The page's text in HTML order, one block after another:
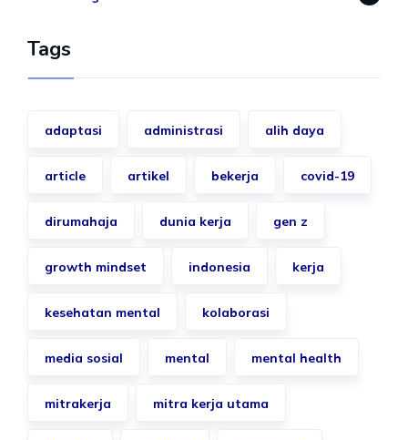
Tags
adaptasi administrasi alih daya
article artikel bekerja covid-19
dirumahaja dunia kerja gen z
growth mindset indonesia kerja
kesehatan mental kolaborasi
media sosial mental mental health
mitrakerja mitra kerja utama